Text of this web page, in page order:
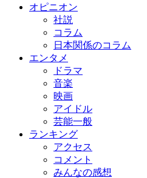
オピニオン
社説
コラム
日本関係のコラム
エンタメ
ドラマ
音楽
映画
アイドル
芸能一般
ランキング
アクセス
コメント
みんなの感想